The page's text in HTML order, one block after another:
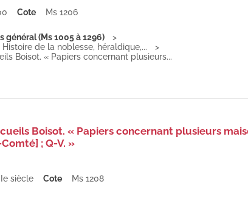
Cote Ms 1206
général (Ms 1005 à 1296)
Histoire de la noblesse, héraldique,...
Boisot. « Papiers concernant plusieurs...
Boisot. « Papiers concernant plusieurs
; Q-V. »
siècle Cote Ms 1208